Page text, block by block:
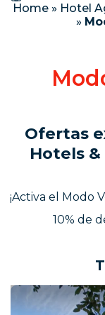
Home » Hotel
»
Ofertas
Hotels
¡Activa el Modo
10% de